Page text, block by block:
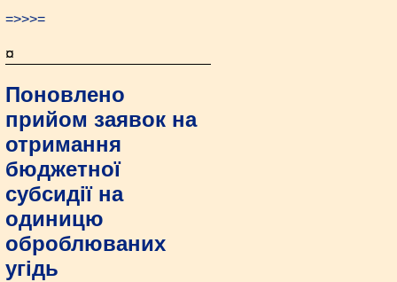
=>>>=
¤
Поновлено
прийом заявок на
отримання
бюджетної
субсидії на
одиницю
оброблюваних
угідь